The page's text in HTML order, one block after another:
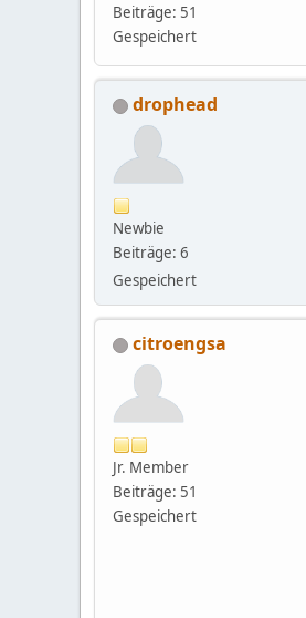
Beiträge: 51
Gespeichert
drophead
Newbie
Beiträge: 6
Gespeichert
citroengsa
Jr. Member
Beiträge: 51
Gespeichert